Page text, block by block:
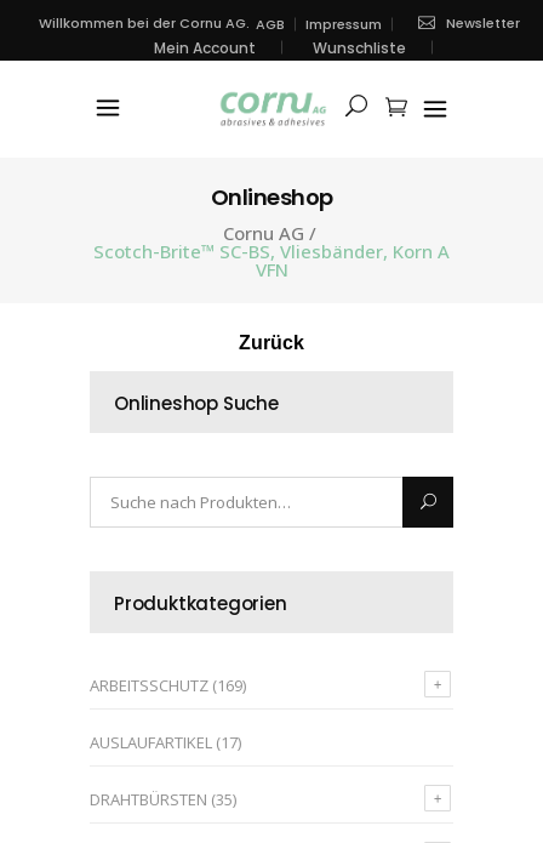
Willkommen bei der Cornu AG. AGB Impressum Newsletter
Mein Account Wunschliste
Onlineshop
Cornu AG /
Scotch-Brite™ SC-BS, Vliesbänder, Korn A
VFN
Zurück
Onlineshop Suche
Produktkategorien
ARBEITSSCHUTZ (169)
AUSLAUFARTIKEL (17)
DRAHTBÜRSTEN (35)